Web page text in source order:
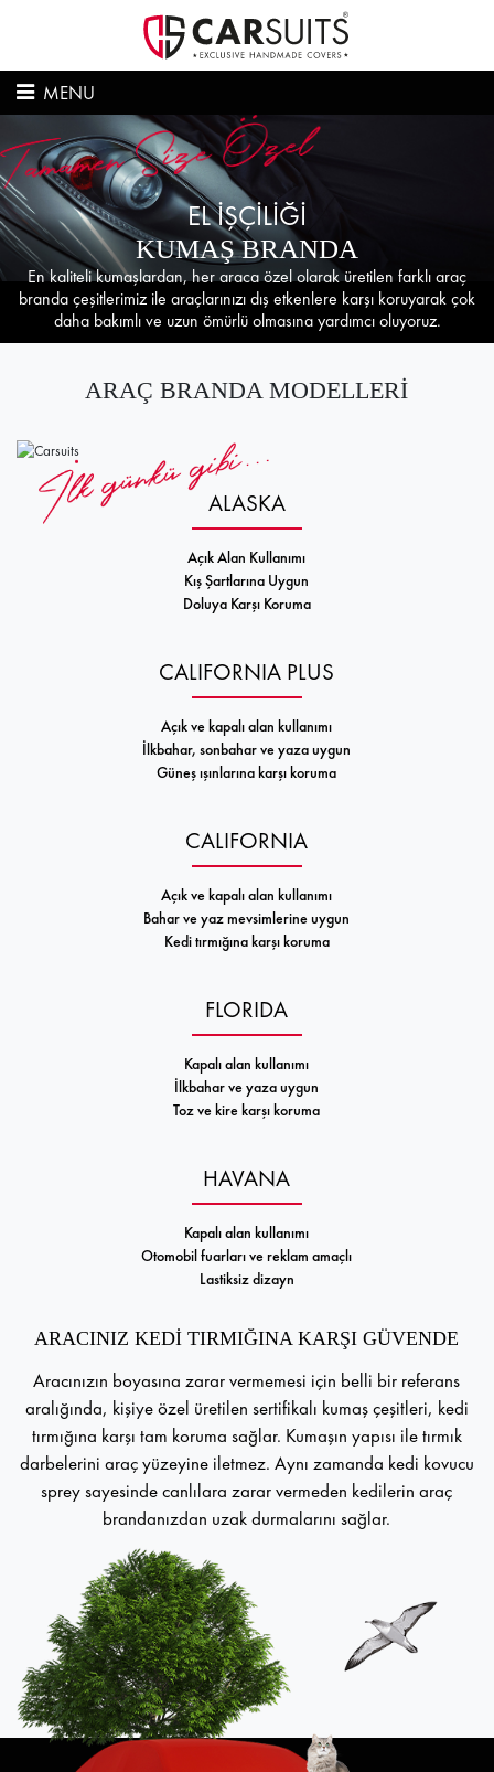
MENU
EL İŞÇİLİĞİ
KUMAŞ BRANDA
En kaliteli kumaşlardan, her araca özel olarak üretilen farklı araç
branda çeşitlerimiz ile araçlarınızı dış etkenlere karşı koruyarak çok
daha bakımlı ve uzun ömürlü olmasına yardımcı oluyoruz.
ALASKA
Açık Alan Kullanımı
Kış Şartlarına Uygun
Doluya Karşı Koruma
ARAÇ BRANDA MODELLERİ
CALIFORNIA PLUS
Açık ve kapalı alan kullanımı
İlkbahar, sonbahar ve yaza uygun
Güneş ışınlarına karşı koruma
CALIFORNIA
Açık ve kapalı alan kullanımı
Bahar ve yaz mevsimlerine uygun
Kedi tırmığına karşı koruma
FLORIDA
Kapalı alan kullanımı
İlkbahar ve yaza uygun
Toz ve kire karşı koruma
HAVANA
Kapalı alan kullanımı
Otomobil fuarları ve reklam amaçlı
Lastiksiz dizayn
ARACINIZ KEDİ TIRMIĞINA KARŞI GÜVENDE
Aracınızın boyasına zarar vermemesi için belli bir referans
aralığında, kişiye özel üretilen sertifikalı kumaş çeşitleri, kedi
tırmığına karşı tam koruma sağlar. Kumaşın yapısı ile tırmık
darbelerini araç yüzeyine iletmez. Aynı zamanda kedi kovucu
sprey sayesinde canlılara zarar vermeden kedilerin araç
brandanızdan uzak durmalarını sağlar.